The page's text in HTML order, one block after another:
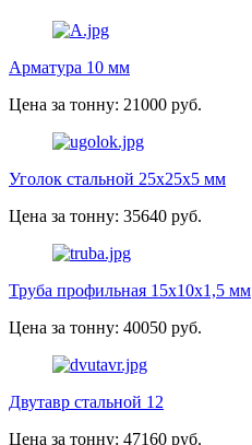
Арматура 10 мм
Цена за тонну: 21000 руб.
Уголок стальной 25х25х5 мм
Цена за тонну: 35640 руб.
Труба профильная 15х10х1,5 мм
Цена за тонну: 40050 руб.
Двутавр стальной 12
Цена за тонну: 47160 руб.